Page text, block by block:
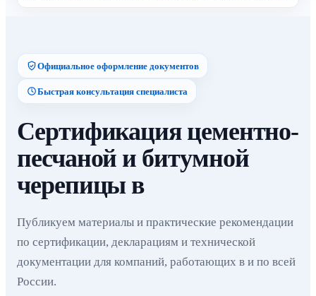
Официальное оформление документов
Быстрая консультация специалиста
Сертификация цементно-
песчаной и битумной
черепицы в
Публикуем материалы и практические рекомендации
по сертификации, декларациям и технической
документации для компаний, работающих в и по всей
России.